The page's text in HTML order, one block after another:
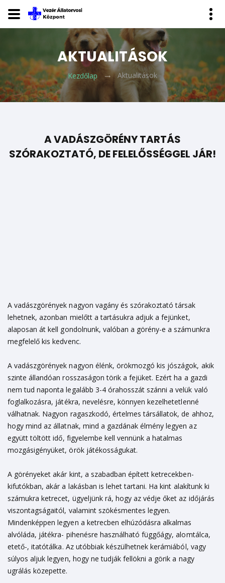
AKTUALITÁSOK
Kezdőlap Aktualitások
A VADÁSZGÖRÉNY TARTÁS
SZÓRAKOZTATÓ, DE FELELŐSSÉGGEL JÁR!
A vadászgörények nagyon vagány és szórakoztató társak
lehetnek, azonban mielőtt a tartásukra adjuk a fejünket,
alaposan át kell gondolnunk, valóban a görény-e a számunkra
megfelelő kis kedvenc.
A vadászgörények nagyon élénk, örökmozgó kis jószágok, akik
szinte állandóan rosszaságon törik a fejüket. Ezért ha a gazdi
nem tud naponta legalább 3-4 órahosszát szánni a velük való
foglalkozásra, játékra, nevelésre, könnyen kezelhetetlenné
válhatnak. Nagyon ragaszkodó, értelmes társállatok, de ahhoz,
hogy mind az állatnak, mind a gazdának élmény legyen az
együtt töltött idő, figyelembe kell vennünk a hatalmas
mozgásigényüket, örök játékosságukat.
A görényeket akár kint, a szabadban épített ketrecekben-
kifutókban, akár a lakásban is lehet tartani. Ha kint alakítunk ki
számukra ketrecet, ügyeljünk rá, hogy az védje őket az időjárás
viszontagságaitól, valamint szökésmentes legyen.
Mindenképpen legyen a ketrecben elhúzódásra alkalmas
alvóláda, játékra- pihenésre használható függőágy, alomtálca,
etető-, itatótálka. Az utóbbiak készülhetnek kerámiából, vagy
súlyos aljuk legyen, hogy ne tudják fellökni a görik a nagy
ugrálás közepette.